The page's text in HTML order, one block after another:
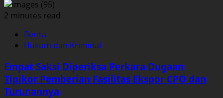
Orang
Diperiksa
Tipikor
Penyalahgunaan
Fasilitas
2 minutes read
Berita
Hukum dan Kriminal
Empat Saksi Diperiksa Perkara Dugaan
Tipikor Pemberian Fasilitas Ekspor CPO dan
Turunannya